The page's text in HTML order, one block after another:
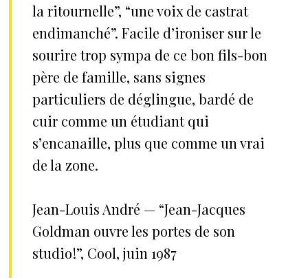
la ritournelle”, “une voix de castrat
endimanché”. Facile d’ironiser sur le
sourire trop sympa de ce bon fils-bon
père de famille, sans signes
particuliers de déglingue, bardé de
cuir comme un étudiant qui
s’encanaille, plus que comme un vrai
de la zone.
Jean-Louis André — “Jean-Jacques
Goldman ouvre les portes de son
studio !”, Cool, juin 1987